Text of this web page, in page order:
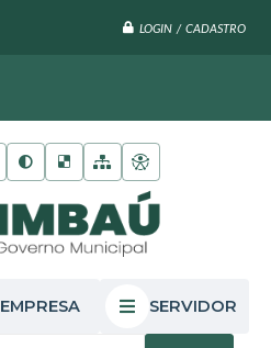
LOGIN / CADASTRO
EMPRESA SERVIDOR